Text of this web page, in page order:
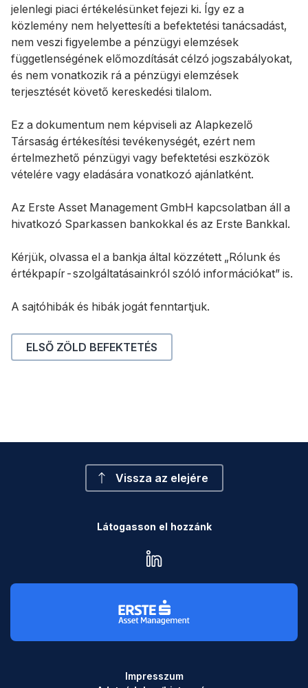
jelenlegi piaci értékelésünket fejezi ki. Így ez a
közlemény nem helyettesíti a befektetési tanácsadást,
nem veszi figyelembe a pénzügyi elemzések
függetlenségének előmozdítását célzó jogszabályokat,
és nem vonatkozik rá a pénzügyi elemzések
terjesztését követő kereskedési tilalom.
Ez a dokumentum nem képviseli az Alapkezelő
Társaság értékesítési tevékenységét, ezért nem
értelmezhető pénzügyi vagy befektetési eszközök
vételére vagy eladására vonatkozó ajánlatként.
Az Erste Asset Management GmbH kapcsolatban áll a
hivatkozó Sparkassen bankokkal és az Erste Bankkal.
Kérjük, olvassa el a bankja által közzétett „Rólunk és
értékpapír-szolgáltatásainkról szóló információkat” is.
A sajtóhibák és hibák jogát fenntartjuk.
ELSŐ ZÖLD BEFEKTETÉS
Vissza az elejére
Látogasson el hozzánk
linkedin
Impresszum